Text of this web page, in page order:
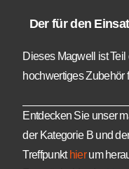
Der für den
Dieses Magwell ist
hochwertiges Zubehör
Entdecken Sie unser
der Kategorie B und
Treffpunkt hierum